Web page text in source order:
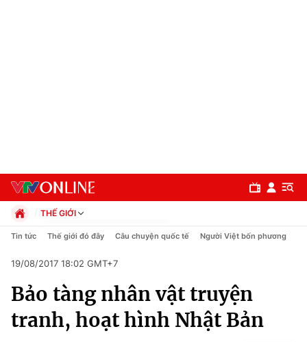
Chuyên mục
Chính trị
THẾ GIỚI
Chính trị
Pháp luật
Kinh tế
Thể thao
Truyền hình
Tin tức Thế giới đó đây Câu chuyện quốc tế Người Việt bốn phương
19/08/2017 18:02 GMT+7
Bảo tàng nhân vật truyện
tranh, hoạt hình Nhật Bản